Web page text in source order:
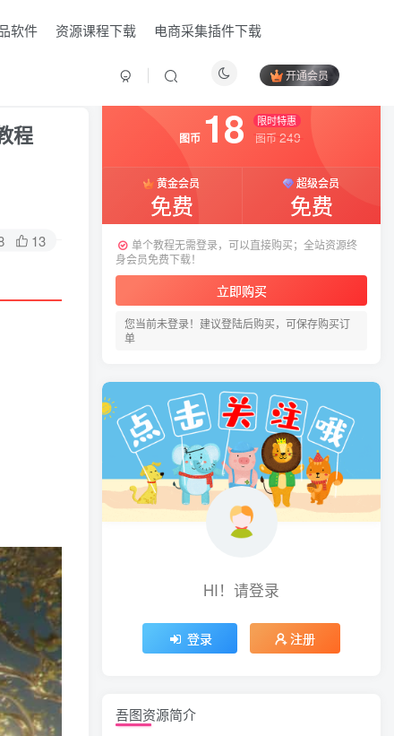
软件 资源课程下载 电商采集插件下载
开通会员
程
13
HI！请登录
登录 注册
付费资源
图币 18 限时特惠
图币 249
黄金会员
免费
超级会员
免费
单个教程无需登录，可以直接购买；全站资源终
身会员免费下载！
立即购买
您当前未登录！建议登陆后购买，可保存购买订
单
HI！请登录
登录 注册
吾图资源简介